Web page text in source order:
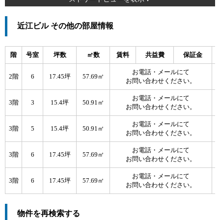
近江ビル その他の部屋情報
階 号室 坪数 ㎡数 賃料 共益費 保証金
2階 6 17.45坪 57.69㎡
お電話・メールにて
お問い合わせください。
3階 3 15.4坪 50.91㎡
お電話・メールにて
お問い合わせください。
3階 5 15.4坪 50.91㎡
お電話・メールにて
お問い合わせください。
3階 6 17.45坪 57.69㎡
お電話・メールにて
お問い合わせください。
3階 6 17.45坪 57.69㎡
お電話・メールにて
お問い合わせください。
物件を再検索する